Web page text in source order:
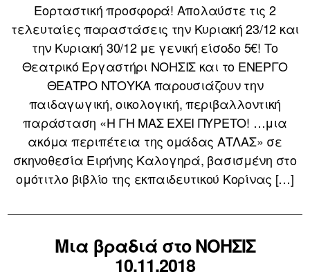
Εορταστική προσφορά! Απολαύστε τις 2
τελευταίες παραστάσεις την Κυριακή 23/12 και
την Κυριακή 30/12 με γενική είσοδο 5€! Το
Θεατρικό Εργαστήρι ΝΟΗΣΙΣ και το ΕΝΕΡΓΟ
ΘΕΑΤΡΟ ΝΤΟΥΚΑ παρουσιάζουν την
παιδαγωγική, οικολογική, περιβαλλοντική
παράσταση «Η ΓΗ ΜΑΣ ΕΧΕΙ ΠΥΡΕΤΟ! …μια
ακόμα περιπέτεια της ομάδας ΑΤΛΑΣ» σε
σκηνοθεσία Ειρήνης Καλογηρά, βασισμένη στο
ομότιτλο βιβλίο της εκπαιδευτικού Κορίνας […]
Μια βραδιά στο ΝΟΗΣΙΣ
10.11.2018